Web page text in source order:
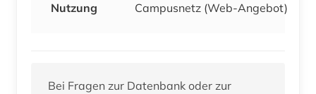
Nutzung
Campusnetz (Web-Angebot)
Bei Fragen zur Datenbank oder zur